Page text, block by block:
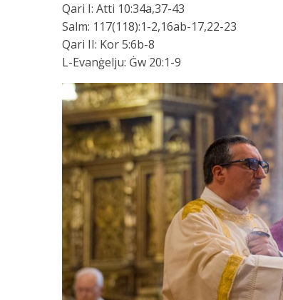
Qari I: Atti 10:34a,37-43
Salm: 117(118):1-2,16ab-17,22-23
Qari II: Kor 5:6b-8
L-Evanġelju: Ġw 20:1-9